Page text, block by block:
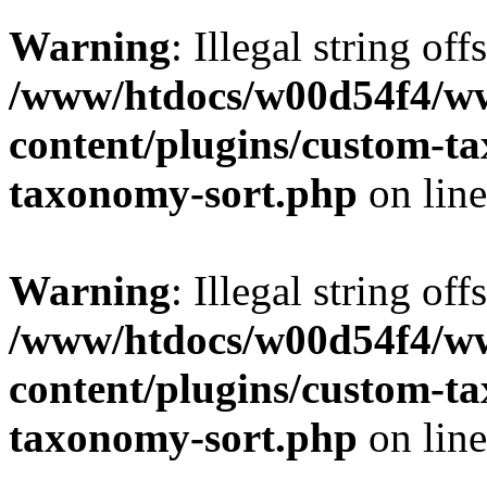
Warning: Illegal string
/www/htdocs/w00d54f4/
content/plugins/custom-
taxonomy-sort.php on
Warning: Illegal string
/www/htdocs/w00d54f4/
content/plugins/custom-
taxonomy-sort.php on